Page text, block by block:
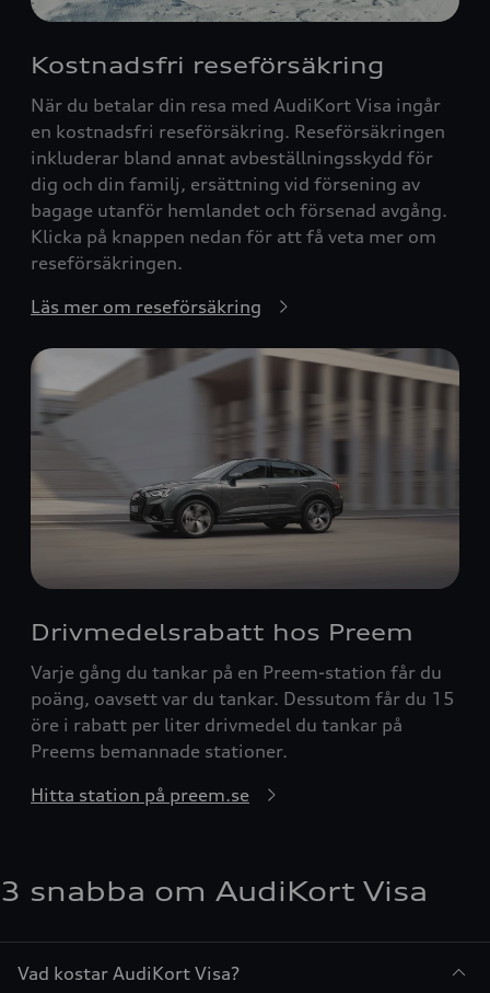
Kostnadsfri reseförsäkring
När du betalar din resa med AudiKort Visa ingår
en kostnadsfri reseförsäkring. Reseförsäkringen
inkluderar bland annat avbeställningsskydd för
dig och din familj, ersättning vid försening av
bagage utanför hemlandet och försenad avgång.
Klicka på knappen nedan för att få veta mer om
reseförsäkringen.
Läs mer om reseförsäkring
Drivmedelsrabatt hos Preem
Varje gång du tankar på en Preem-station får du
poäng, oavsett var du tankar. Dessutom får du 15
öre i rabatt per liter drivmedel du tankar på
Preems bemannade stationer.
Hitta station på preem.se
3 snabba om AudiKort Visa
Vad kostar AudiKort Visa?